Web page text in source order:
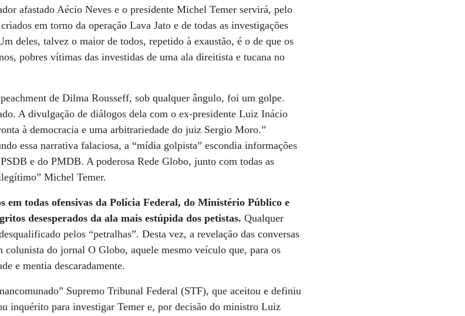
afastado Aécio Neves e o presidente Michel Temer servirá, pelo
em torno da operação Lava Jato e de todas as investigações
deles, talvez o maior de todos, repetido à exaustão, é o de que os
pobres vítimas das investidas de uma ala direitista e tucana no
de Dilma Rousseff, sob qualquer ângulo, foi um golpe.
A divulgação de diálogos dela com o ex-presidente Luiz Inácio
à democracia e uma arbitrariedade do juiz Sergio Moro.”
essa narrativa falaciosa, a “mídia golpista” escondia informações
e do PMDB. A poderosa Rede Globo, junto com todas as
Michel Temer.
em todas ofensivas da Polícia Federal, do Ministério Público e
desesperados da ala mais estúpida dos petistas. Qualquer
pelos “petralhas”. Desta vez, a revelação das conversas
colunista do jornal O Globo, aquele mesmo veículo que, para os
e mentia descaradamente.
Supremo Tribunal Federal (STF), que aceitou e definiu
inquérito para investigar Temer e, por decisão do ministro Luiz